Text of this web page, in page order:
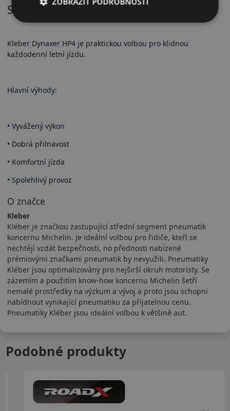
Shrnutí
Kleber Dynaxer HP4 je praktickou volbou pro klidnou
každodenní letní jízdu.
Hlavní výhody:
• Vyvážený výkon
• Dobrá přilnavost
• Komfortní jízda
• Spolehlivý provoz
O značce
Kleber
Kléber je značkou zastupující střední segment pneumatik
koncernu Michelin. Je ideální volbou pro řidiče, kteří se
nechtějí vzdát bezpečnosti, no přednosti nabízené
prémiovými značkami pneumatik by nevyužili. Pneumatiky
Kléber jsou optimalizovány pro nejširší okruh motoristy. Se
zázemím a použitím know-how koncernu Michelin šetří
nemalé prostředky na výzkum a vývoj a proto jsou schopni
nabídnout vynikající pneumatiku za přijatelnou cenu.
Pneumatiky Kléber jsou ideální volbou k většině aut.
Podobné produkty